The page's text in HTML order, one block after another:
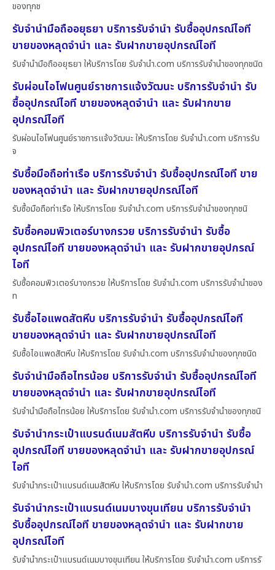
ของทุกช
รับจำนำมือถืออยุธยา บริการรับจำนำ รับซื้ออุปกรณ์ไอที
ขายของหลุดจำนำ และ รับฝากขายอุปกรณ์ไอที
รับจำนำมือถืออยุธยา ให้บริการโดย รับจํานํา.com บริการรับจำนำของทุกชนิด
รับผ่อนไอโฟนศูนย์ราชการแจ้งวัฒนะ บริการรับจำนำ รับ
ซื้ออุปกรณ์ไอที ขายของหลุดจำนำ และ รับฝากขาย
อุปกรณ์ไอที
รับผ่อนไอโฟนศูนย์ราชการแจ้งวัฒนะ ให้บริการโดย รับจํานํา.com บริการรับ
จ
รับซื้อมือถือท่าเรือ บริการรับจำนำ รับซื้ออุปกรณ์ไอที ขาย
ของหลุดจำนำ และ รับฝากขายอุปกรณ์ไอที
รับซื้อมือถือท่าเรือ ให้บริการโดย รับจํานํา.com บริการรับจำนำของทุกชนิ
รับซื้อคอมพิวเตอร์บางกรวย บริการรับจำนำ รับซื้อ
อุปกรณ์ไอที ขายของหลุดจำนำ และ รับฝากขายอุปกรณ์
ไอที
รับซื้อคอมพิวเตอร์บางกรวย ให้บริการโดย รับจํานํา.com บริการรับจำนำของ
ท
รับซื้อไอแพดสัตหีบ บริการรับจำนำ รับซื้ออุปกรณ์ไอที
ขายของหลุดจำนำ และ รับฝากขายอุปกรณ์ไอที
รับซื้อไอแพดสัตหีบ ให้บริการโดย รับจํานํา.com บริการรับจำนำของทุกชนิด
รับจำนำมือถือไทรน้อย บริการรับจำนำ รับซื้ออุปกรณ์ไอที
ขายของหลุดจำนำ และ รับฝากขายอุปกรณ์ไอที
รับจำนำมือถือไทรน้อย ให้บริการโดย รับจํานํา.com บริการรับจำนำของทุกชนิ
รับจำนำกระเป๋าแบรนด์เนมสัตหีบ บริการรับจำนำ รับซื้อ
อุปกรณ์ไอที ขายของหลุดจำนำ และ รับฝากขายอุปกรณ์
ไอที
รับจำนำกระเป๋าแบรนด์เนมสัตหีบ ให้บริการโดย รับจํานํา.com บริการรับจำนำ
รับจำนำกระเป๋าแบรนด์เนมบางขุนเทียน บริการรับจำนำ
รับซื้ออุปกรณ์ไอที ขายของหลุดจำนำ และ รับฝากขาย
อุปกรณ์ไอที
รับจำนำกระเป๋าแบรนด์เนมบางขุนเทียน ให้บริการโดย รับจํานํา.com บริการรั